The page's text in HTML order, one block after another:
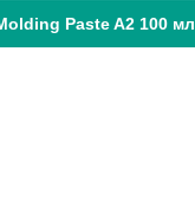
Paste A2 100 мл